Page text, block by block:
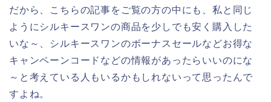
だから、こちらの記事をご覧の方の中にも、私と同じ
ようにシルキースワンの商品を少しでも安く購入した
いな～、シルキースワンのボーナスセールなどお得な
キャンペーンコードなどの情報があったらいいのにな
～と考えている人もいるかもしれないって思ったんで
すよね。